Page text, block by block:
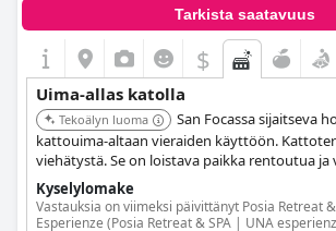
Tarkista saatavuus
$
Uima-allas katolla
Tekoälyn luoma
San Focassa sijaitseva
kattouima-altaan vieraiden käyttöön.
viehätystä. Se on loistava paikka rentoutua ja
äärellä.
Kyselylomake
Vastauksia on viimeksi päivittänyt Posia Retreat
Esperienze (Posia Retreat & SPA | UNA